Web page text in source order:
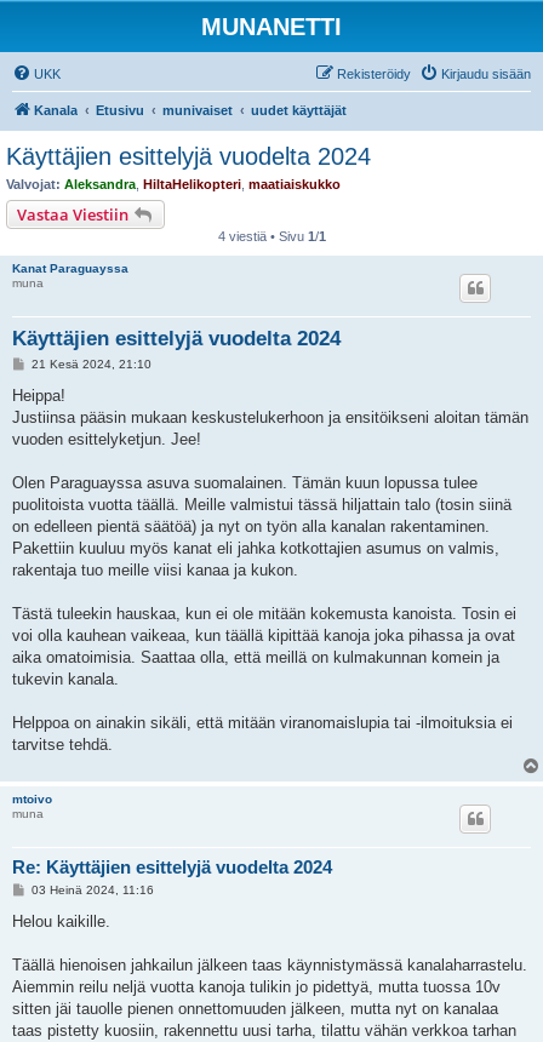
MUNANETTI
UKK Kirjaudu sisään
Rekisteröidy
Kanala Etusivu munivaiset uudet käyttäjät
Käyttäjien esittelyjä vuodelta 2024
Valvojat: Aleksandra HiltaHelikopteri maatiaiskukko
Vastaa Viestiin
4 viestiä • Sivu 1/1
Kanat Paraguayssa
muna
Käyttäjien esittelyjä vuodelta 2024
V
e
t
i
21 Kesä 2024, 21:10
Heippa!
Justiinsa pääsin mukaan keskustelukerhoon ja ensitöikseni aloitan tämän
vuoden esittelyketjun. Jee!
Olen Paraguayssa asuva suomalainen. Tämän kuun lopussa tulee
puolitoista vuotta täällä. Meille valmistui tässä hiljattain talo (tosin siinä
on edelleen pientä säätöä) ja nyt on työn alla kanalan rakentaminen.
Pakettiin kuuluu myös kanat eli jahka kotkottajien asumus on valmis,
rakentaja tuo meille viisi kanaa ja kukon.
Tästä tuleekin hauskaa, kun ei ole mitään kokemusta kanoista. Tosin ei
voi olla kauhean vaikeaa, kun täällä kipittää kanoja joka pihassa ja ovat
aika omatoimisia. Saattaa olla, että meillä on kulmakunnan komein ja
tukevin kanala.
Helppoa on ainakin sikäli, että mitään viranomaislupia tai -ilmoituksia ei
tarvitse tehdä.
mtoivo
muna
Re: Käyttäjien esittelyjä vuodelta 2024
V
e
i
03 Heinä 2024, 11:16
Helou kaikille.
Täällä hienoisen jahkailun jälkeen taas käynnistymässä kanalaharrastelu.
Aiemmin reilu neljä vuotta kanoja tulikin jo pidettyä, mutta tuossa 10v
sitten jäi tauolle pienen onnettomuuden jälkeen, mutta nyt on kanalaa
taas pistetty kuosiin, rakennettu uusi tarha, tilattu vähän verkkoa tarhan